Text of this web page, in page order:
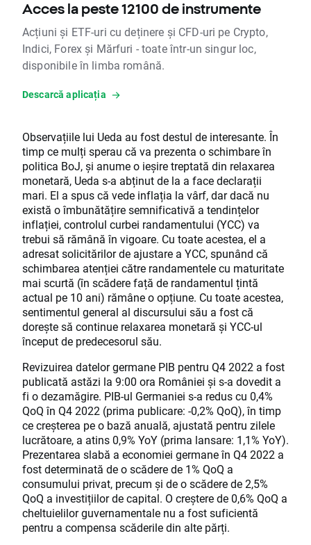
Acces la peste 12100 de instrumente
Acțiuni și ETF-uri cu deținere și CFD-uri pe Crypto,
Indici, Forex și Mărfuri - toate într-un singur loc,
disponibile în limba română.
Descarcă aplicația
Observațiile lui Ueda au fost destul de interesante. În
timp ce mulți sperau că va prezenta o schimbare în
politica BoJ, și anume o ieșire treptată din relaxarea
monetară, Ueda s-a abținut de la a face declarații
mari. El a spus că vede inflația la vârf, dar dacă nu
există o îmbunătățire semnificativă a tendințelor
inflației, controlul curbei randamentului (YCC) va
trebui să rămână în vigoare. Cu toate acestea, el a
adresat solicitărilor de ajustare a YCC, spunând că
schimbarea atenției către randamentele cu maturitate
mai scurtă (în scădere față de randamentul țintă
actual pe 10 ani) rămâne o opțiune. Cu toate acestea,
sentimentul general al discursului său a fost că
dorește să continue relaxarea monetară și YCC-ul
început de predecesorul său.
Revizuirea datelor germane PIB pentru Q4 2022 a fost
publicată astăzi la 9:00 ora României și s-a dovedit a
fi o dezamăgire. PIB-ul Germaniei s-a redus cu 0,4%
QoQ în Q4 2022 (prima publicare: -0,2% QoQ), în timp
ce creșterea pe o bază anuală, ajustată pentru zilele
lucrătoare, a atins 0,9% YoY (prima lansare: 1,1% YoY).
Prezentarea slabă a economiei germane în Q4 2022 a
fost determinată de o scădere de 1% QoQ a
consumului privat, precum și de o scădere de 2,5%
QoQ a investițiilor de capital. O creștere de 0,6% QoQ a
cheltuielilor guvernamentale nu a fost suficientă
pentru a compensa scăderile din alte părți.